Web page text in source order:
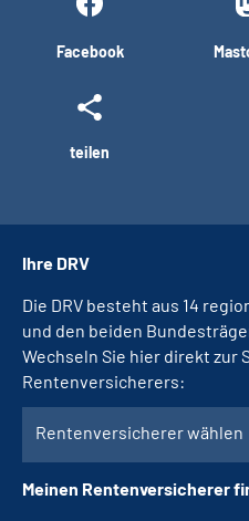
Facebook
teilen
Ihre DRV
Die DRV besteht aus 14
und den beiden
Wechseln Sie hier direkt zur
Rentenversicherers:
Rentenversicherer wählen
Meinen Rentenversicherer